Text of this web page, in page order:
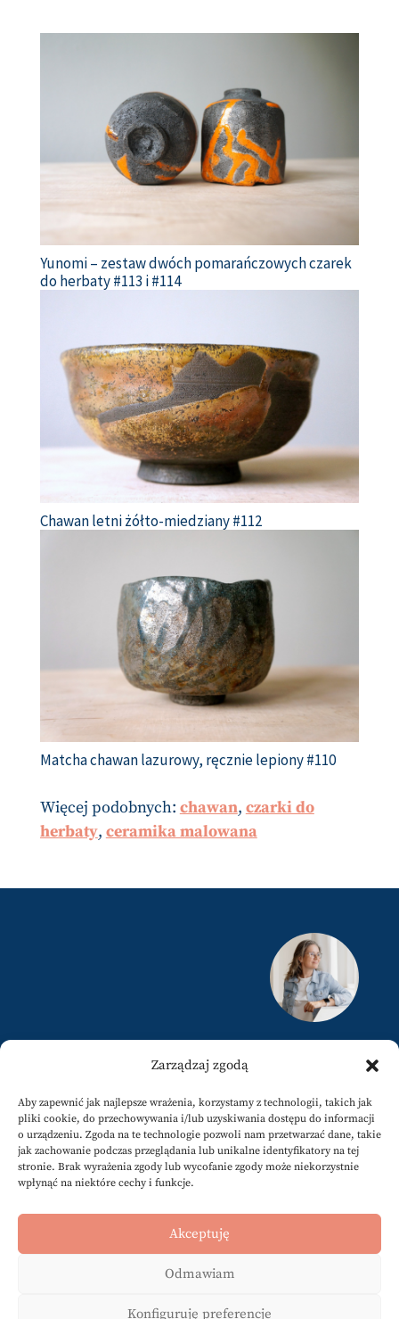
Zarządzaj zgodą
Aby zapewnić jak najlepsze wrażenia, korzystamy z technologii, takich jak
pliki cookie, do przechowywania i/lub uzyskiwania dostępu do informacji
o urządzeniu. Zgoda na te technologie pozwoli nam przetwarzać dane, takie
jak zachowanie podczas przeglądania lub unikalne identyfikatory na tej
stronie. Brak wyrażenia zgody lub wycofanie zgody może niekorzystnie
wpłynąć na niektóre cechy i funkcje.
Akceptuję
Odmawiam
Konfiguruję preferencje
Yunomi – zestaw dwóch pomarańczowych czarek
do herbaty #113 i #114
Chawan letni żółto-miedziany #112
Matcha chawan lazurowy, ręcznie lepiony #110
Więcej podobnych: chawan, czarki do
herbaty, ceramika malowana
justyna@karamuz.pl
+34 617808858
Newsletter
@karamuzpl